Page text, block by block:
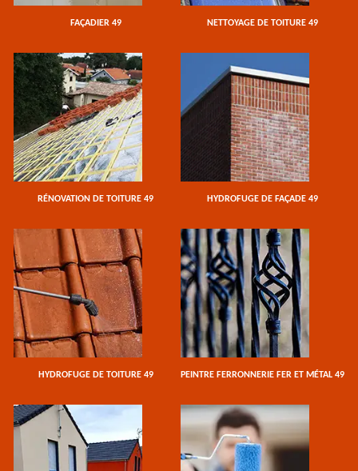
FAÇADIER 49 NETTOYAGE DE TOITURE 49
RÉNOVATION DE TOITURE 49 HYDROFUGE DE FAÇADE 49
HYDROFUGE DE TOITURE 49 PEINTRE FERRONNERIE FER ET MÉTAL 49